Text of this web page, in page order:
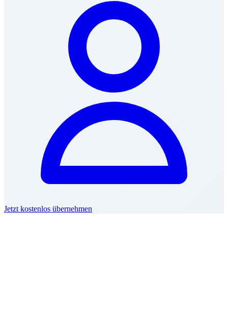
Jetzt kostenlos übernehmen